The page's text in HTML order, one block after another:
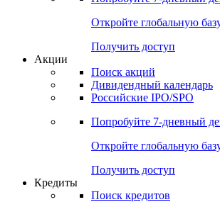
Откройте глобальную
Получить доступ
Акции
Поиск акций
Дивидендный календарь
Российские IPO/SPO
Попробуйте 7-дневный
Откройте глобальную
Получить доступ
Кредиты
Поиск кредитов